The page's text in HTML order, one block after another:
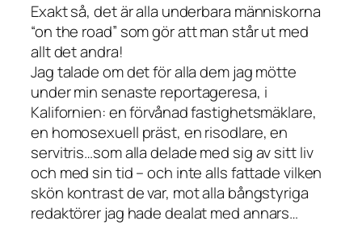
Exakt så, det är alla underbara människorna
“on the road” som gör att man står ut med
allt det andra!
Jag talade om det för alla dem jag mötte
under min senaste reportageresa, i
Kalifornien: en förvånad fastighetsmäklare,
en homosexuell präst, en risodlare, en
servitris…som alla delade med sig av sitt liv
och med sin tid – och inte alls fattade vilken
skön kontrast de var, mot alla bångstyriga
redaktörer jag hade dealat med annars…